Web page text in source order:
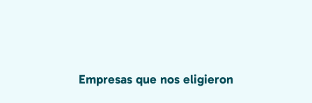
Empresas que nos eligieron